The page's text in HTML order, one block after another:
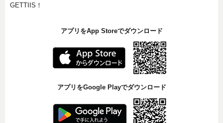
GETTIIS！
アプリをApp Storeでダウンロード
アプリをGoogle Playでダウンロード